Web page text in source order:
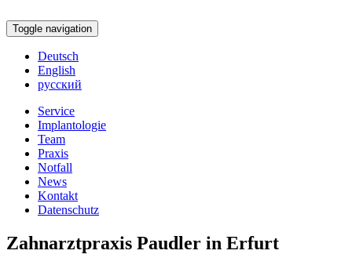
Toggle navigation
Deutsch
English
русский
Service
Implantologie
Team
Praxis
Notfall
News
Kontakt
Datenschutz
Zahnarztpraxis Paudler in Erfurt